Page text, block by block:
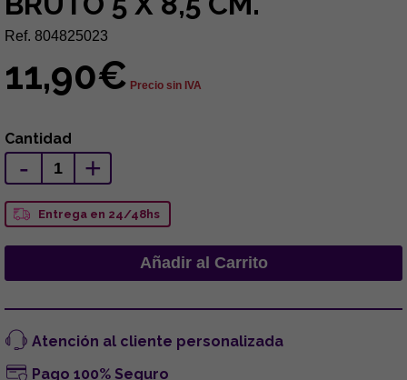
Ref. 804825023
11,90€ Precio sin IVA
Cantidad
- +
Entrega en 24/48hs
Atención al cliente personalizada
Pago 100% Seguro